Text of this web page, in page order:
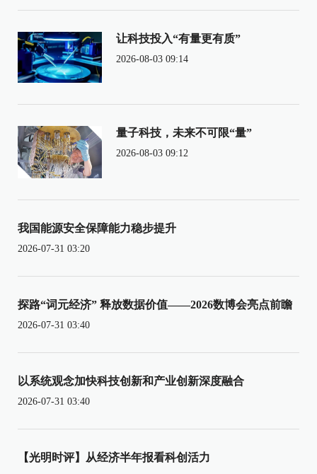
让科技投入“有量更有质”
2026-08-03 09:14
量子科技，未来不可限“量”
2026-08-03 09:12
我国能源安全保障能力稳步提升
2026-07-31 03:20
探路“词元经济” 释放数据价值——2026数博会亮点前瞻
2026-07-31 03:40
以系统观念加快科技创新和产业创新深度融合
2026-07-31 03:40
【光明时评】从经济半年报看科创活力